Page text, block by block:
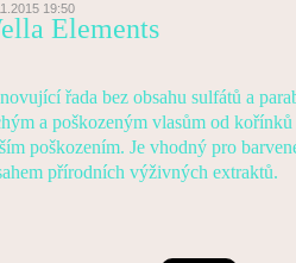
19:50
Elements
řada bez obsahu sulfátů a
a poškozeným vlasům od
poškozením. Je vhodný pro
přírodních výživných extraktů.